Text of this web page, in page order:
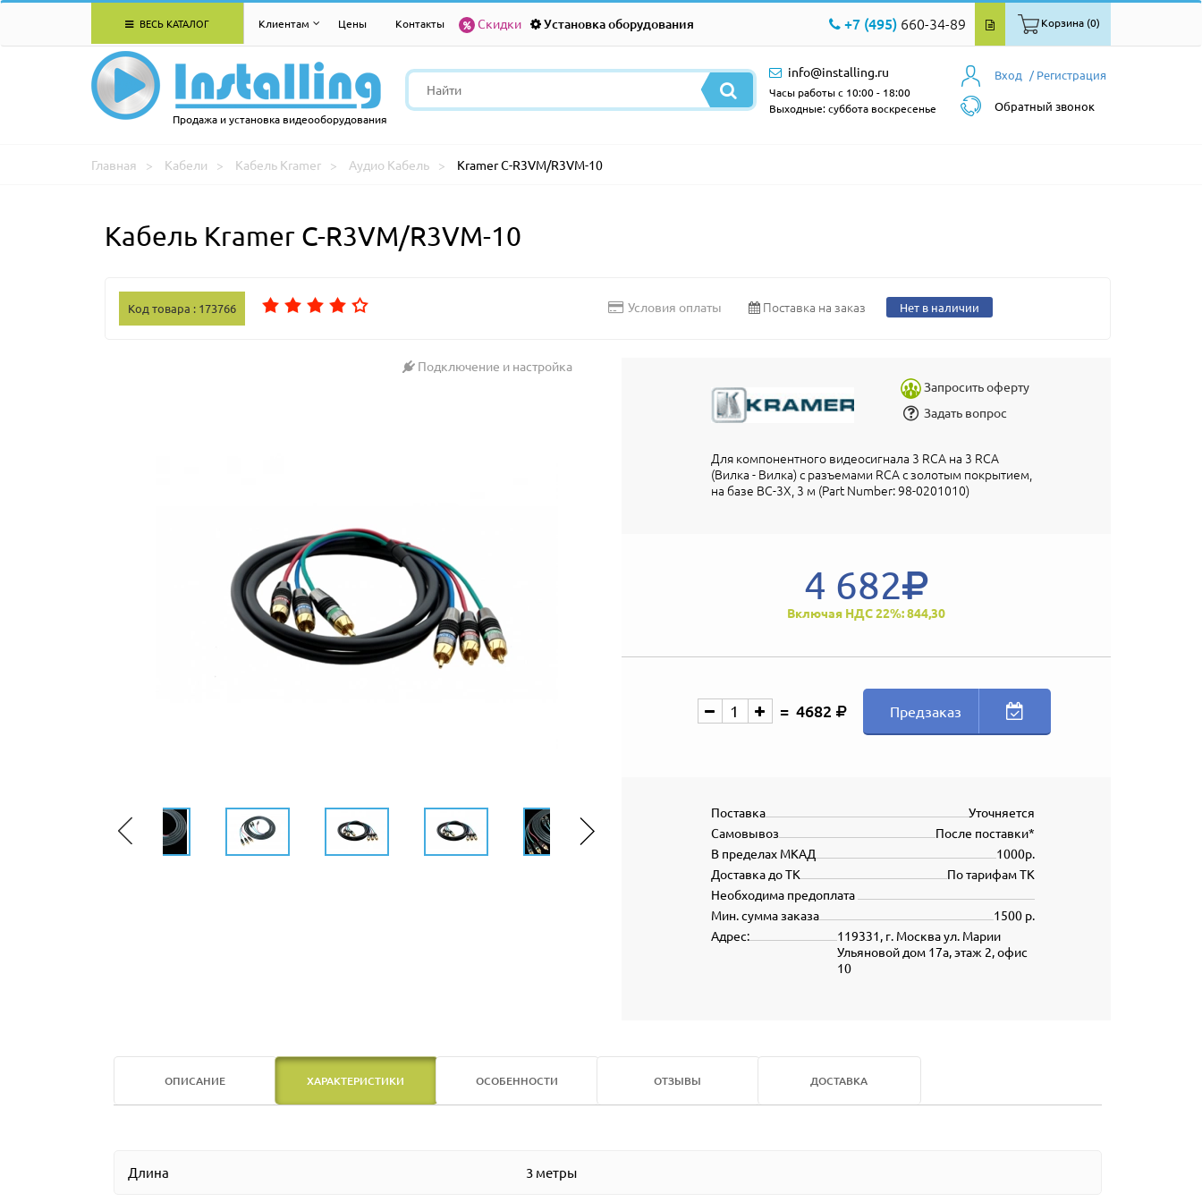
ВЕСЬ КАТАЛОГ Клиентам Цены Контакты Скидки Установка оборудования +7 (495) 660-34-89 Корзина (0)
Продажа и установка видеооборудования
Вход / Регистрация
Обратный звонок
info@installing.ru
Часы работы с 10:00 - 18:00
Выходные: суббота воскресенье
Главная Кабели Кабель Kramer Аудио Кабель Kramer C-R3VM/R3VM-10
Кабель Kramer C-R3VM/R3VM-10
Код товара : 173766 Условия оплаты Поставка на заказ Нет в наличии
Подключение и настройка
Запросить оферту
Задать вопрос
Для компонентного видеосигнала 3 RCA на 3 RCA
(Вилка - Вилка) с разъемами RCA с золотым покрытием,
на базе BC-3X, 3 м (Part Number: 98-0201010)
4 682
Включая НДС 22%: 844,30
4682 Предзаказ
Уточняется
Поставка
После поставки*
Самовывоз
1000р.
В пределах МКАД
По тарифам ТК
Доставка до ТК
Необходима предоплата
1500 р.
Мин. сумма заказа
119331, г. Москва ул. Марии
Ульяновой дом 17а, этаж 2, офис
10
Адрес:
ОПИСАНИЕ ХАРАКТЕРИСТИКИ ОСОБЕННОСТИ ОТЗЫВЫ ДОСТАВКА
Длина 3 метры